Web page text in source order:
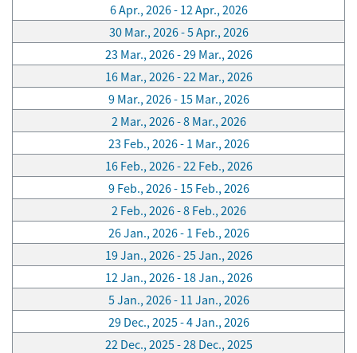
6 Apr., 2026 - 12 Apr., 2026
30 Mar., 2026 - 5 Apr., 2026
23 Mar., 2026 - 29 Mar., 2026
16 Mar., 2026 - 22 Mar., 2026
9 Mar., 2026 - 15 Mar., 2026
2 Mar., 2026 - 8 Mar., 2026
23 Feb., 2026 - 1 Mar., 2026
16 Feb., 2026 - 22 Feb., 2026
9 Feb., 2026 - 15 Feb., 2026
2 Feb., 2026 - 8 Feb., 2026
26 Jan., 2026 - 1 Feb., 2026
19 Jan., 2026 - 25 Jan., 2026
12 Jan., 2026 - 18 Jan., 2026
5 Jan., 2026 - 11 Jan., 2026
29 Dec., 2025 - 4 Jan., 2026
22 Dec., 2025 - 28 Dec., 2025